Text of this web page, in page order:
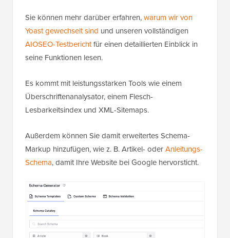
Sie können mehr darüber erfahren,warum wir von
Yoast gewechselt sind und unseren vollständigen
AIOSEO-Testberichtfür einen detaillierten Einblick in
seine Funktionen lesen.
Es kommt mit leistungsstarken Tools wie einem
Überschriftenanalysator, einem Flesch-
Lesbarkeitsindex und XML-Sitemaps.
Außerdem können Sie damit erweitertes Schema-
Markup hinzufügen, wie z. B. Artikel- oderAnleitungs-
Schema, damit Ihre Website bei Google hervorsticht.